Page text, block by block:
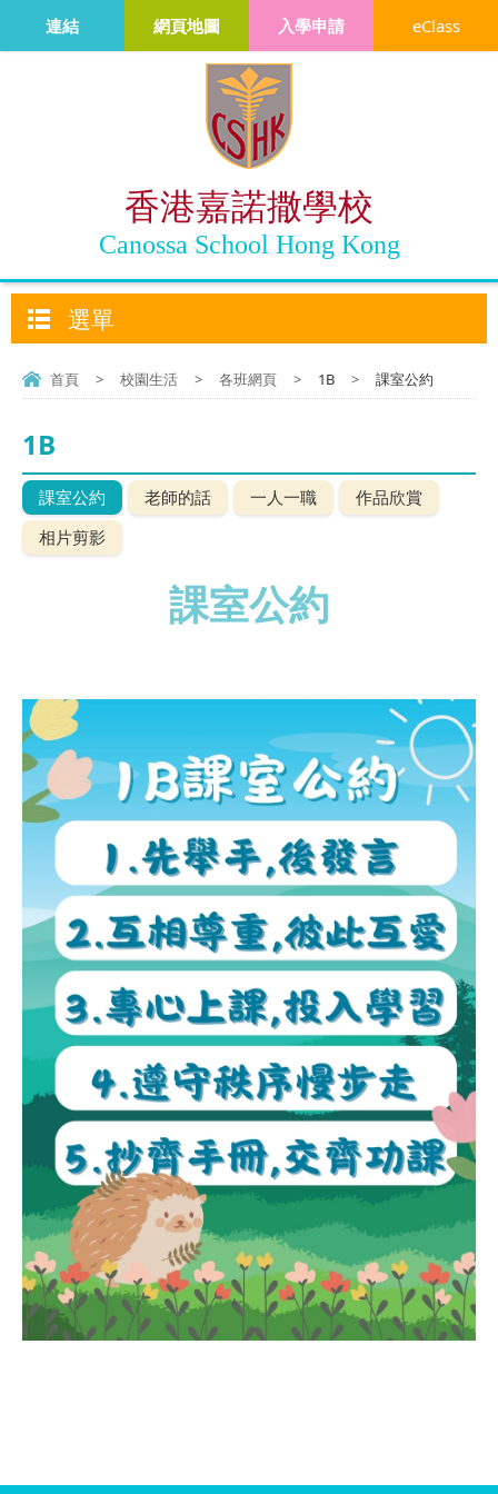
香港嘉諾撒學校
Canossa School Hong Kong
連結 網頁地圖 入學申請 eClass
選單
首頁 > 校園生活 > 各班網頁 > 1B > 課室公約
1B
課室公約 老師的話 一人一職
作品欣賞
相片剪影
課室公約